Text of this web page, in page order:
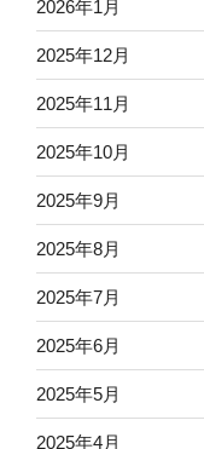
2026年1月
2025年12月
2025年11月
2025年10月
2025年9月
2025年8月
2025年7月
2025年6月
2025年5月
2025年4月